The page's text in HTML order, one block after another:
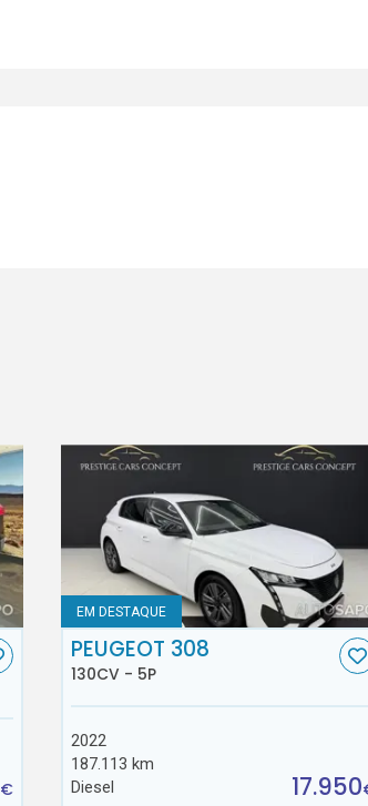
€
EM DESTAQUE
PEUGEOT 308
130CV - 5P
2022
187.113 km
Diesel
17.950